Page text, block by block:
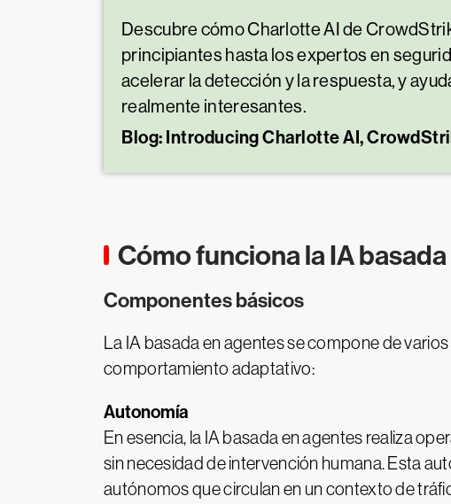
Descubre cómo Charlotte AI de
principiantes hasta los expertos en
acelerar la detección y la respuesta, y
realmente interesantes.
Blog: Introducing Charlotte AI,
Cómo funciona la IA
Componentes básicos
La IA basada en agentes se compone de
comportamiento adaptativo:
Autonomía
En esencia, la IA basada en agentes realiza
sin necesidad de intervención humana. Esta
autónomos que circulan en un contexto de